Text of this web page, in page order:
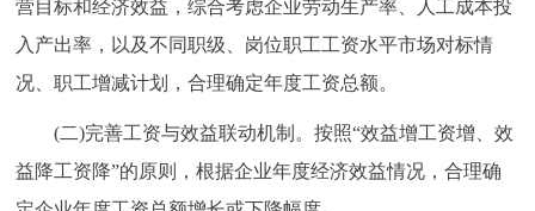
ITALIANO
营目标和经济效益，综合考虑企业劳动生产率、人工成本投
入产出率，以及不同职级、岗位职工工资水平市场对标情
况、职工增减计划，合理确定年度工资总额。
(二)完善工资与效益联动机制。按照“效益增工资增、效
益降工资降”的原则，根据企业年度经济效益情况，合理确